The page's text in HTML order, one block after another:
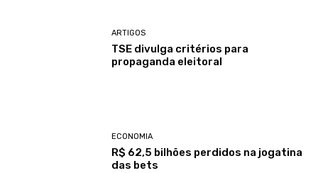
ARTIGOS
TSE divulga critérios para
propaganda eleitoral
ECONOMIA
R$ 62,5 bilhões perdidos na jogatina
das bets